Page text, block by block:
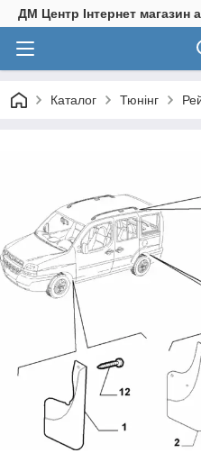
ДМ Центр Інтернет магазин
Каталог Тюнінг